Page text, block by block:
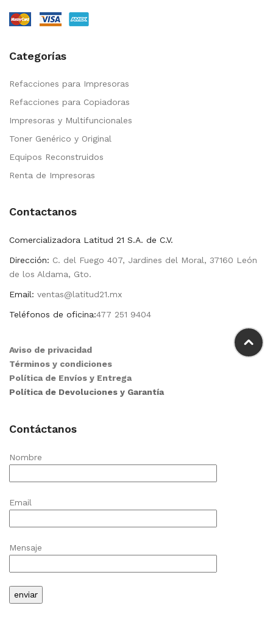
Categorías
Refacciones para Impresoras
Refacciones para Copiadoras
Impresoras y Multifuncionales
Toner Genérico y Original
Equipos Reconstruidos
Renta de Impresoras
Contactanos
Comercializadora Latitud 21 S.A. de C.V.
Dirección: C. del Fuego 407, Jardines del Moral, 37160 León
de los Aldama, Gto.
Email: ventas@latitud21.mx
Teléfonos de oficina:477 251 9404
Aviso de privacidad
Términos y condiciones
Política de Envíos y Entrega
Política de Devoluciones y Garantía
Contáctanos
Nombre
Email
Mensaje